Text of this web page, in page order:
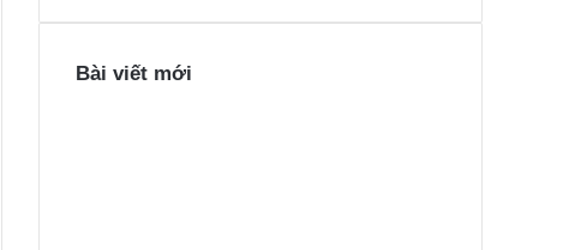
k
Bài viết mới